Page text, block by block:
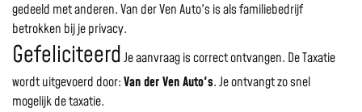
gedeeld met anderen. Van der Ven Auto's is als familiebedrijf
betrokken bij je privacy.
GefeliciteerdJe aanvraag is correct ontvangen. De Taxatie
wordt uitgevoerd door:Van der Ven Auto's.Je ontvangt zo snel
mogelijk de taxatie.